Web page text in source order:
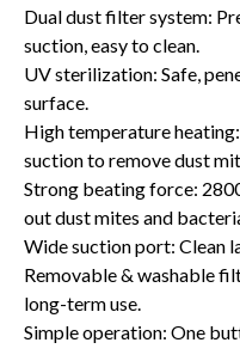
Dual dust filter system:
suction, easy to clean.
UV sterilization: Safe,
surface.
High temperature
suction to remove dust
Strong beating force:
out dust mites and
Wide suction port: Clean
Removable & washable
long-term use.
Simple operation: One